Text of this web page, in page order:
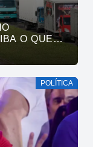
O QUE
POLÍTICA